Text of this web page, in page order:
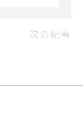
次の記事